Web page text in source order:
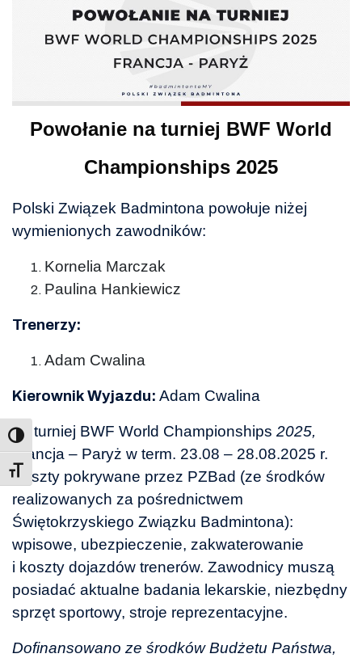
Toggle Font size
Powołanie na turniej BWF World
Championships 2025
Polski Związek Badmintona powołuje niżej
wymienionych zawodników:
Kornelia Marczak
Paulina Hankiewicz
Trenerzy:
Adam Cwalina
Kierownik Wyjazdu: Adam Cwalina
na turniej BWF World Championships 2025,
Francja – Paryż w term. 23.08 – 28.08.2025 r.
Koszty pokrywane przez PZBad (ze środków
realizowanych za pośrednictwem
Świętokrzyskiego Związku Badmintona):
wpisowe, ubezpieczenie, zakwaterowanie
i koszty dojazdów trenerów. Zawodnicy muszą
posiadać aktualne badania lekarskie, niezbędny
sprzęt sportowy, stroje reprezentacyjne.
Dofinansowano ze środków Budżetu Państwa,